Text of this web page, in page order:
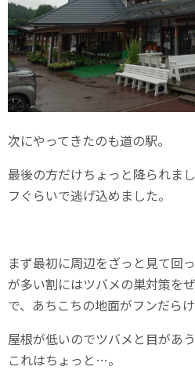
次にやってきたのも道の駅。
最後の方だけちょっと降られま
フぐらいで逃げ込めました。
まず最初に周辺をざっと見て回
が多い割にはツバメの巣対策を
で、あちこちの地面がフンだらけ
屋根が低いのでツバメと目があ
これはちょっと…。